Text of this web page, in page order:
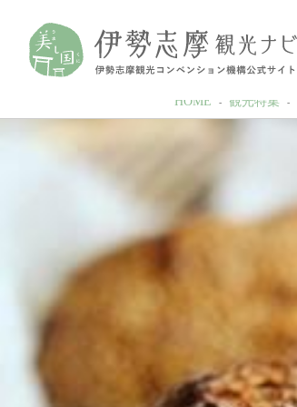
HOME
観光特集